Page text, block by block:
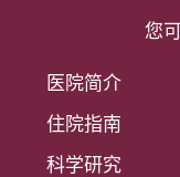
您
医院简介
住院指南
科学研究